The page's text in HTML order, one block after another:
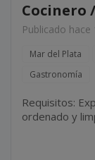
Cocinero
Publicado hace
Mar del Plata
Gastronomía
Requisitos:
ordenado y